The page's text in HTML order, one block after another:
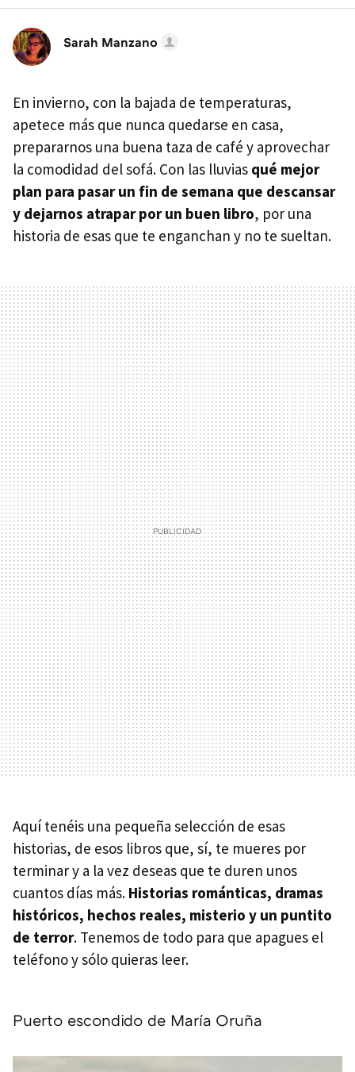
Sarah Manzano
En invierno, con la bajada de temperaturas,
apetece más que nunca quedarse en casa,
prepararnos una buena taza de café y aprovechar
la comodidad del sofá. Con las lluvias qué mejor
plan para pasar un fin de semana que descansar
y dejarnos atrapar por un buen libro, por una
historia de esas que te enganchan y no te sueltan.
Aquí tenéis una pequeña selección de esas
historias, de esos libros que, sí, te mueres por
terminar y a la vez deseas que te duren unos
cuantos días más. Historias románticas, dramas
históricos, hechos reales, misterio y un puntito
de terror. Tenemos de todo para que apagues el
teléfono y sólo quieras leer.
Puerto escondido de María Oruña